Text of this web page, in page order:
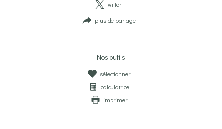
twitter
plus de partage
Nos outils
sélectionner
calculatrice
imprimer